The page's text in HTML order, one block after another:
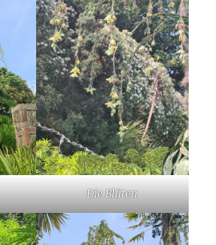
Die Blüten